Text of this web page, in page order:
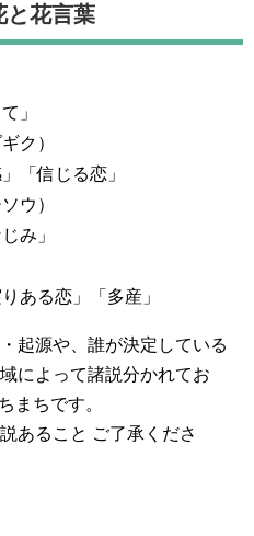
と花言葉
」
ク）
「信じる恋」
ウ）
み」
ある恋」「多産」
起源や、誰が決定している
によって諸説分かれてお
まちです。
あること ご了承くださ